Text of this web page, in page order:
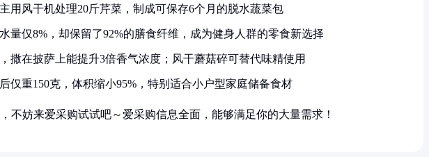
用风干机处理20斤芹菜，制成可保存6个月的脱水蔬菜包
量仅8%，却保留了92%的膳食纤维，成为健身人群的零食新选择
撒在披萨上能提升3倍香气浓度；风干蘑菇碎可替代味精使用
仅重150克，体积缩小95%，特别适合小户型家庭储备食材
不妨来爱采购试试吧～爱采购信息全面，能够满足你的大量需求！